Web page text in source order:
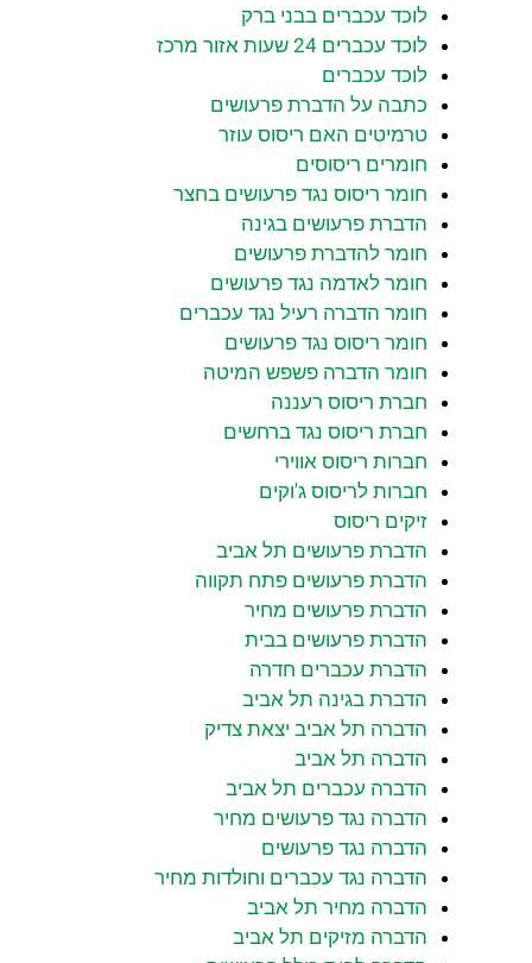
לוכד עכברים בבני ברק
לוכד עכברים 24 שעות אזור מרכז
לוכד עכברים
כתבה על הדברת פרעושים
טרמיטים האם ריסוס עוזר
חומרים ריסוסים
חומר ריסוס נגד פרעושים בחצר
הדברת פרעושים בגינה
חומר להדברת פרעושים
חומר לאדמה נגד פרעושים
חומר הדברה רעיל נגד עכברים
חומר ריסוס נגד פרעושים
חומר הדברה פשפש המיטה
חברת ריסוס רעננה
חברת ריסוס נגד ברחשים
חברות ריסוס אווירי
חברות לריסוס ג'וקים
זיקים ריסוס
הדברת פרעושים תל אביב
הדברת פרעושים פתח תקווה
הדברת פרעושים מחיר
הדברת פרעושים בבית
הדברת עכברים חדרה
הדברת בגינה תל אביב
הדברה תל אביב יצאת צדיק
הדברה תל אביב
הדברה עכברים תל אביב
הדברה נגד פרעושים מחיר
הדברה נגד פרעושים
הדברה נגד עכברים וחולדות מחיר
הדברה מחיר תל אביב
הדברה מזיקים תל אביב